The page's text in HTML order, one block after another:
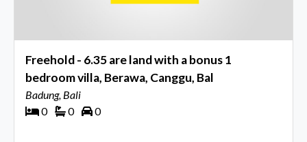
Freehold - 6.35 are land with a bonus 1
bedroom villa, Berawa, Canggu, Bal
Badung, Bali
0
0 0